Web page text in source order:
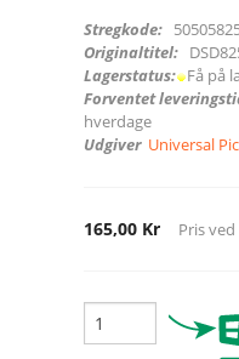
Stregkode:
Originaltitel:
Lagerstatus: Få på
Forventet
hverdage
Udgiver Universal
165,00 Kr Pris ved